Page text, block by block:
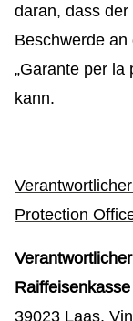
daran, dass
Beschwerde
„Garante per la
kann.
Protection
39023 Laas,